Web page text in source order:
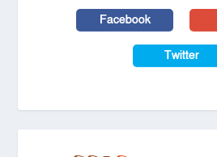
Facebook
Twitter